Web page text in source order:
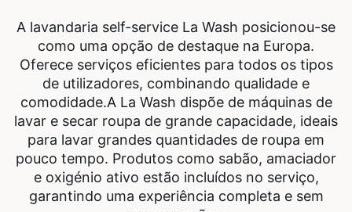
A lavandaria self-service La Wash posicionou-se
como uma opção de destaque na Europa.
Oferece serviços eficientes para todos os tipos
de utilizadores, combinando qualidade e
comodidade.A La Wash dispõe de máquinas de
lavar e secar roupa de grande capacidade, ideais
para lavar grandes quantidades de roupa em
pouco tempo. Produtos como sabão, amaciador
e oxigénio ativo estão incluídos no serviço,
garantindo uma experiência completa e sem